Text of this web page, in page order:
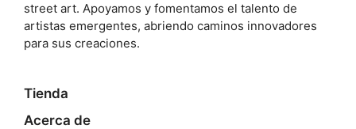
street art. Apoyamos y fomentamos el talento de
artistas emergentes, abriendo caminos innovadores
para sus creaciones.
Tienda
Acerca de